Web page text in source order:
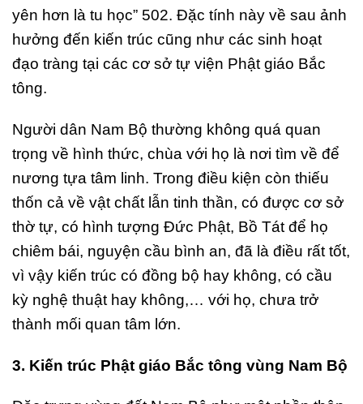
yên hơn là tu học” 502. Đặc tính này về sau ảnh
hưởng đến kiến trúc cũng như các sinh hoạt
đạo tràng tại các cơ sở tự viện Phật giáo Bắc
tông.
Người dân Nam Bộ thường không quá quan
trọng về hình thức, chùa với họ là nơi tìm về để
nương tựa tâm linh. Trong điều kiện còn thiếu
thốn cả về vật chất lẫn tinh thần, có được cơ sở
thờ tự, có hình tượng Đức Phật, Bồ Tát để họ
chiêm bái, nguyện cầu bình an, đã là điều rất tốt,
vì vậy kiến trúc có đồng bộ hay không, có cầu
kỳ nghệ thuật hay không,… với họ, chưa trở
thành mối quan tâm lớn.
3. Kiến trúc Phật giáo Bắc tông vùng Nam Bộ